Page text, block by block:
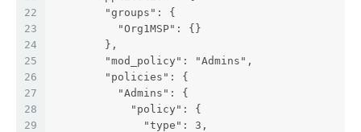
22
23
24
25
26
27
28
29
        "groups": {
          "Org1MSP": {}
        },
        "mod_policy": "Admins",
        "policies": {
          "Admins": {
            "policy": {
              "type": 3,